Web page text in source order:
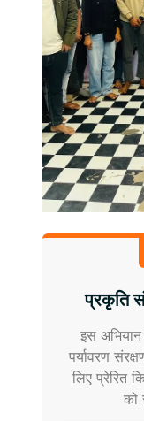
प्रकृति
इस
पर्यावरण
लिए प्रेरित
को